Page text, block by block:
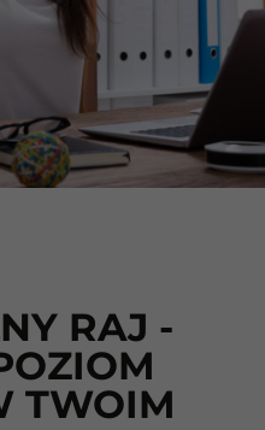
RAJ -
TWOIM